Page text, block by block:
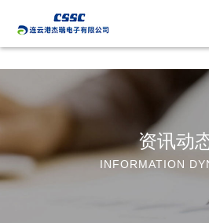
世界杯官网线上平台
资讯动
INFORMATION